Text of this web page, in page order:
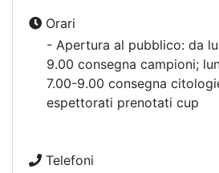
Orari
- Apertura al pubblico: da
9.00 consegna campioni;
7.00-9.00 consegna
espettorati prenotati cup
Telefoni